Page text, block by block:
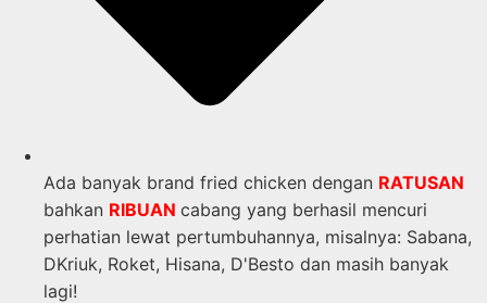
Ada banyak brand fried chicken dengan RATUSAN
bahkan RIBUAN cabang yang berhasil mencuri
perhatian lewat pertumbuhannya, misalnya: Sabana,
DKriuk, Roket, Hisana, D'Besto dan masih banyak
lagi!